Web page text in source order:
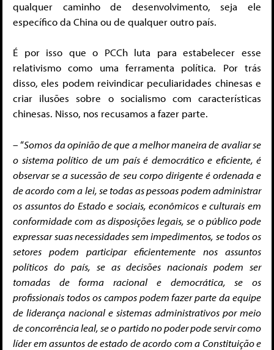
qualquer caminho de desenvolvimento, seja ele
específico da China ou de qualquer outro país.
É por isso que o PCCh luta para estabelecer esse
relativismo como uma ferramenta política. Por trás
disso, eles podem reivindicar peculiaridades chinesas e
criar ilusões sobre o socialismo com características
chinesas. Nisso, nos recusamos a fazer parte.
– “Somos da opinião de que a melhor maneira de avaliar se
o sistema político de um país é democrático e eficiente, é
observar se a sucessão de seu corpo dirigente é ordenada e
de acordo com a lei, se todas as pessoas podem administrar
os assuntos do Estado e sociais, econômicos e culturais em
conformidade com as disposições legais, se o público pode
expressar suas necessidades sem impedimentos, se todos os
setores podem participar eficientemente nos assuntos
políticos do país, se as decisões nacionais podem ser
tomadas de forma racional e democrática, se os
profissionais todos os campos podem fazer parte da equipe
de liderança nacional e sistemas administrativos por meio
de concorrência leal, se o partido no poder pode servir como
líder em assuntos de estado de acordo com a Constituição e